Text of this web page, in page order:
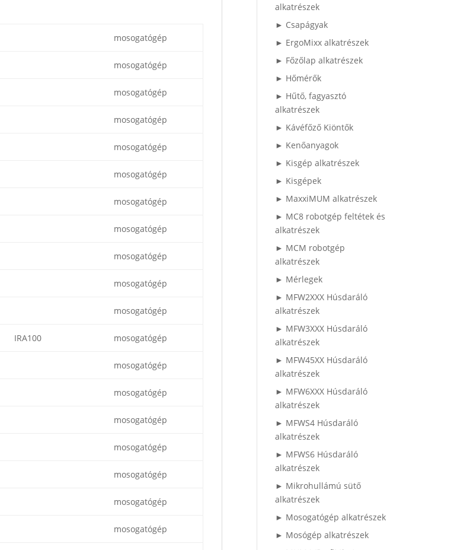
mosogatógép
mosogatógép
mosogatógép
mosogatógép
mosogatógép
mosogatógép
mosogatógép
mosogatógép
mosogatógép
mosogatógép
mosogatógép
IRA100 mosogatógép
mosogatógép
mosogatógép
mosogatógép
mosogatógép
mosogatógép
mosogatógép
mosogatógép
alkatrészek
► Csapágyak
► ErgoMixx alkatrészek
► Főzőlap alkatrészek
► Hőmérők
► Hűtő, fagyasztó
alkatrészek
► Kávéfőző Kiöntők
► Kenőanyagok
► Kisgép alkatrészek
► Kisgépek
► MaxxiMUM alkatrészek
► MC8 robotgép feltétek és
alkatrészek
► MCM robotgép
alkatrészek
► Mérlegek
► MFW2XXX Húsdaráló
alkatrészek
► MFW3XXX Húsdaráló
alkatrészek
► MFW45XX Húsdaráló
alkatrészek
► MFW6XXX Húsdaráló
alkatrészek
► MFWS4 Húsdaráló
alkatrészek
► MFWS6 Húsdaráló
alkatrészek
► Mikrohullámú sütő
alkatrészek
► Mosogatógép alkatrészek
► Mosógép alkatrészek